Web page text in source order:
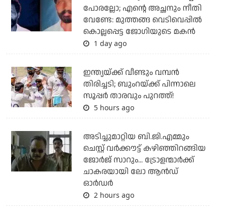
പോരല്ലോ; എന്റെ അച്ഛനും നീതി
വേണ്ടേ: മുത്തങ്ങ വെടിവെപ്പില്‍
കൊല്ലപ്പെട്ട ജോഗിയുടെ മകന്‍
1 day ago
ഇന്ത്യയ്ക്ക് വീണ്ടും വമ്പന്‍
തിരിച്ചടി; ബുംറയ്ക്ക് പിന്നാലെ
സൂപ്പര്‍ താരവും പുറത്ത്!
5 hours ago
അടിച്ചുമാറ്റിയ ബി.ജി.എമ്മും
ചെസ്റ്റ് വര്‍ക്കൗട്ട് കഴിഞ്ഞിറങ്ങിയ
ജോര്‍ജ് സാറും... ട്രോളന്മാര്‍ക്ക്
ചാകരയായി ലോ ആന്‍ഡ്
ഓര്‍ഡര്‍
2 hours ago